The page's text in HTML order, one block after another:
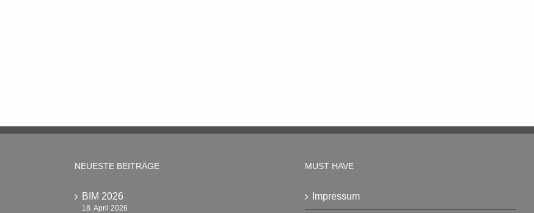
NEUESTE BEITRÄGE
BIM 2026
18. April 2026
MUST HAVE
Impressum